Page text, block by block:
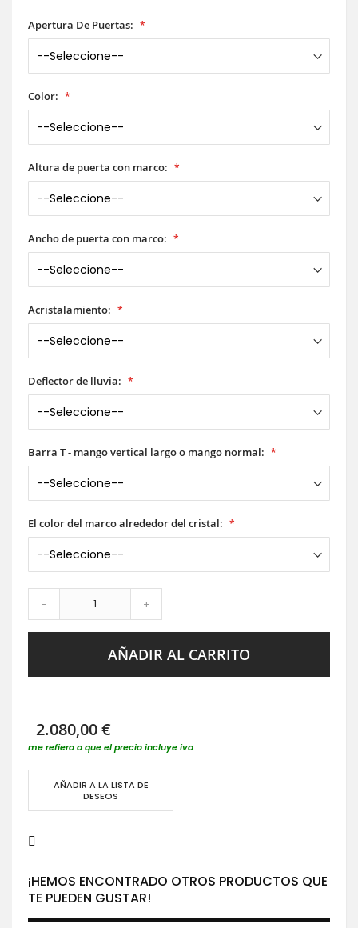
Apertura De Puertas:
Color:
Altura de puerta con marco:
Ancho de puerta con marco:
Acristalamiento:
Deflector de lluvia:
Barra T - mango vertical largo o mango normal:
El color del marco alrededor del cristal:
- +
AÑADIR AL CARRITO
2.080,00 €
me refiero a que el precio incluye iva
AÑADIR A LA LISTA DE
DESEOS
¡HEMOS ENCONTRADO OTROS PRODUCTOS QUE
TE PUEDEN GUSTAR!